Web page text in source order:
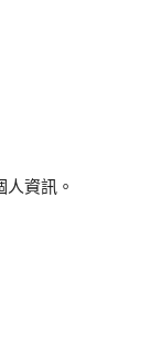
資訊。